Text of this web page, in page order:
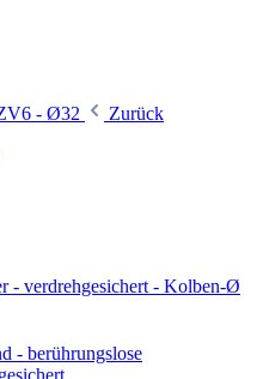
- Ø32
Zurück
- verdrehgesichert - Kolben-Ø
- berührungslose